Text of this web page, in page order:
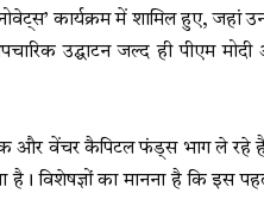
कार्यक्रम में शामिल हुए, जहां
उद्घाटन जल्द ही पीएम मोदी
और वेंचर कैपिटल फंड्स भाग ले रहे
विशेषज्ञों का मानना है कि इस